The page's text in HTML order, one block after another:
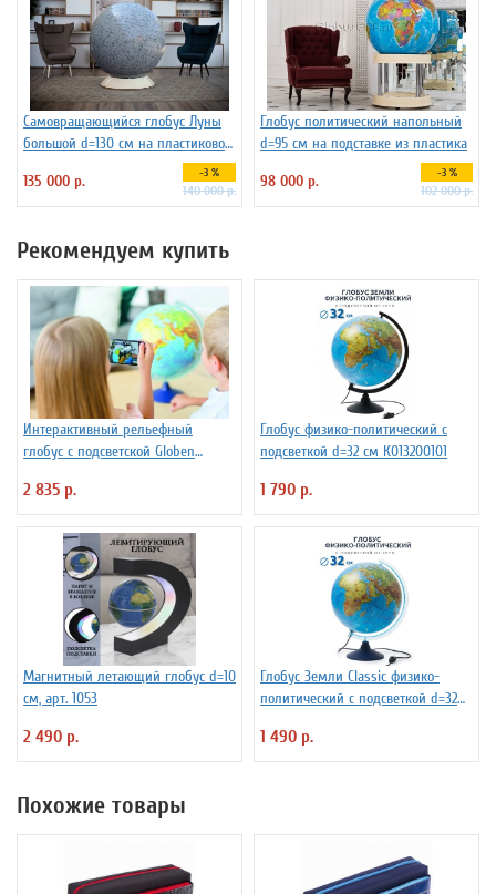
Самовращающийся глобус Луны
большой d=130 см на пластиковой
135 000 р. -3 %
140 000 р.
Глобус политический напольный
d=95 см на подставке из пластика
98 000 р.
-3 %
102 000 р.
Рекомендуем купить
Интерактивный рельефный
глобус с подсветской Globen
2 835 р.
Глобус физико-политический с
подсветкой d=32 см К013200101
1 790 р.
Магнитный летающий глобус d=10
см, арт. 1053
2 490 р.
Глобус Земли Classic физико-
политический с подсветкой d=32
1 490 р.
Похожие товары